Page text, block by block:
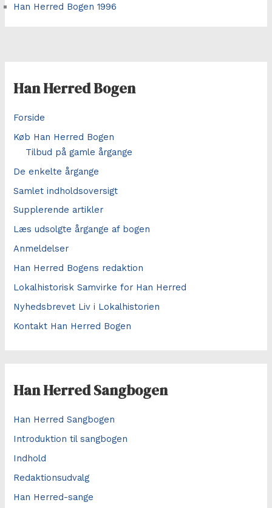
Han Herred Bogen 1996
Han Herred Bogen
Forside
Køb Han Herred Bogen
Tilbud på gamle årgange
De enkelte årgange
Samlet indholdsoversigt
Supplerende artikler
Læs udsolgte årgange af bogen
Anmeldelser
Han Herred Bogens redaktion
Lokalhistorisk Samvirke for Han Herred
Nyhedsbrevet Liv i Lokalhistorien
Kontakt Han Herred Bogen
Han Herred Sangbogen
Han Herred Sangbogen
Introduktion til sangbogen
Indhold
Redaktionsudvalg
Han Herred-sange